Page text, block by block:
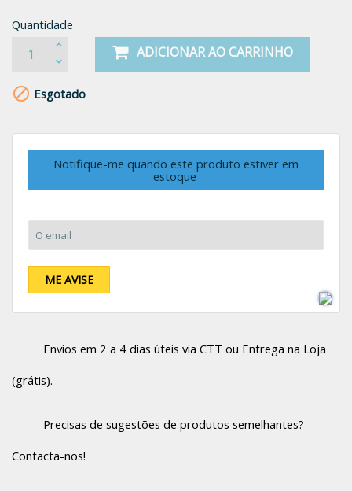
Quantidade
ADICIONAR AO CARRINHO
 Esgotado
Notifique-me quando este produto estiver em
estoque
ME AVISE
Envios em 2 a 4 dias úteis via CTT ou Entrega na Loja
(grátis).
Precisas de sugestões de produtos semelhantes?
Contacta-nos!